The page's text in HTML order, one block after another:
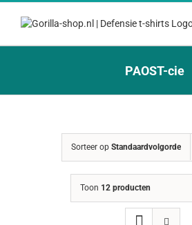
Ga
PAOST-cie
Sorteer op Standaardvolgorde
Toon 12 producten